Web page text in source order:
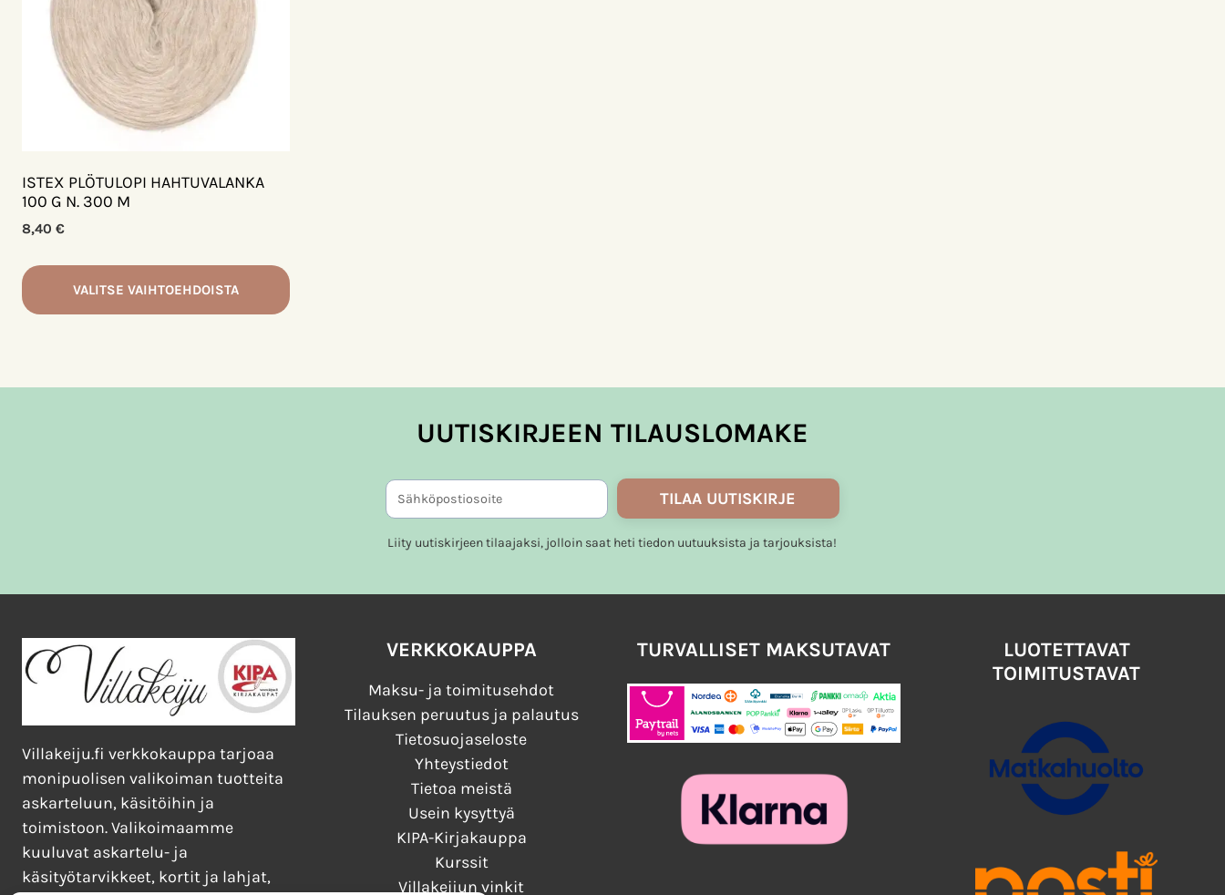
ISTEX PLÖTULOPI HAHTUVALANKA
100 G N. 300 M
8,40 €
VALITSE VAIHTOEHDOISTA
UUTISKIRJEEN TILAUSLOMAKE
TILAA UUTISKIRJE
Liity uutiskirjeen tilaajaksi, jolloin saat heti tiedon uutuuksista ja tarjouksista!
Villakeiju.fi verkkokauppa tarjoaa
monipuolisen valikoiman tuotteita
askarteluun, käsitöihin ja
toimistoon. Valikoimaamme
kuuluvat askartelu- ja
käsityötarvikkeet, kortit ja lahjat,
VERKKOKAUPPA
Maksu- ja toimitusehdot
Tilauksen peruutus ja palautus
Tietosuojaseloste
Yhteystiedot
Tietoa meistä
Usein kysyttyä
KIPA-Kirjakauppa
Kurssit
Villakeijun vinkit
TURVALLISET MAKSUTAVAT
LUOTETTAVAT
TOIMITUSTAVAT